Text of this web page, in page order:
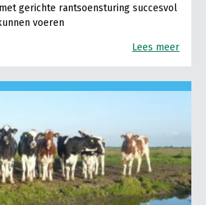
gerichte rantsoensturing succesvol
voeren
Lees meer